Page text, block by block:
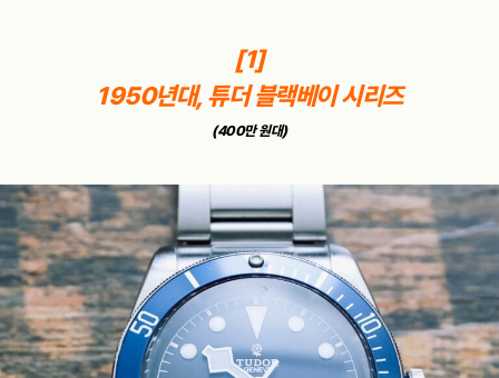
[1]
1950년대, 튜더 블랙베이 시리즈
(400만 원대)